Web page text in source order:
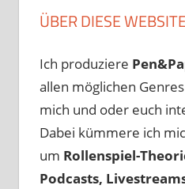
ÜBER DIESE
Ich produziere
allen möglichen
mich und oder euch
Dabei kümmere ich
um Rollenspiel-
Podcasts,